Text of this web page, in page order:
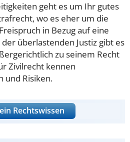
geht es um Ihr gutes
wo es eher um die
in Bezug auf eine
überlastenden Justiz gibt es
zu seinem Recht
Zivilrecht kennen
und Risiken.
Rechtswissen